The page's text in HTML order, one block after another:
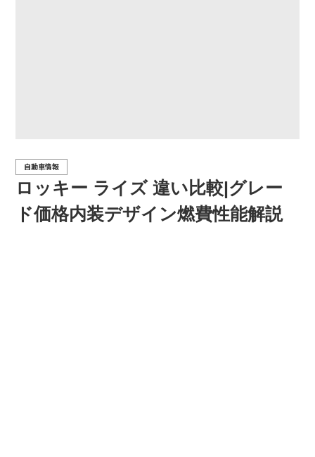
ロッキー ライズ 違い比較|グレー
ド価格内装デザイン燃費性能解説
自動車情報